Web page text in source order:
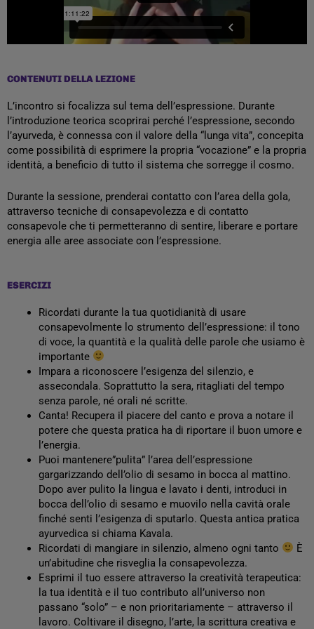
CONTENUTI DELLA LEZIONE
L’incontro si focalizza sul tema dell’espressione. Durante
l’introduzione teorica scoprirai perché l’espressione, secondo
l’ayurveda, è connessa con il valore della “lunga vita”, concepita
come possibilità di esprimere la propria “vocazione” e la propria
identità, a beneficio di tutto il sistema che sorregge il cosmo.
Durante la sessione, prenderai contatto con l’area della gola,
attraverso tecniche di consapevolezza e di contatto
consapevole che ti permetteranno di sentire, liberare e portare
energia alle aree associate con l’espressione.
ESERCIZI
Ricordati durante la tua quotidianità di usare
consapevolmente lo strumento dell’espressione: il tono
di voce, la quantità e la qualità delle parole che usiamo è
importante
Impara a riconoscere l’esigenza del silenzio, e
assecondala. Soprattutto la sera, ritagliati del tempo
senza parole, né orali né scritte.
Canta! Recupera il piacere del canto e prova a notare il
potere che questa pratica ha di riportare il buon umore e
l’energia.
Puoi mantenere”pulita” l’area dell’espressione
gargarizzando dell’olio di sesamo in bocca al mattino.
Dopo aver pulito la lingua e lavato i denti, introduci in
bocca dell’olio di sesamo e muovilo nella cavità orale
finché senti l’esigenza di sputarlo. Questa antica pratica
ayurvedica si chiama Kavala.
Ricordati di mangiare in silenzio, almeno ogni tanto
È
un’abitudine che risveglia la consapevolezza.
Esprimi il tuo essere attraverso la creatività terapeutica:
la tua identità e il tuo contributo all’universo non
passano “solo” – e non prioritariamente – attraverso il
lavoro. Coltivare il disegno, l’arte, la scrittura creativa e